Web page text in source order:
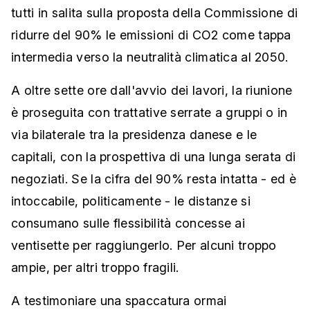
tutti in salita sulla proposta della Commissione di
ridurre del 90% le emissioni di CO2 come tappa
intermedia verso la neutralità climatica al 2050.
A oltre sette ore dall'avvio dei lavori, la riunione
è proseguita con trattative serrate a gruppi o in
via bilaterale tra la presidenza danese e le
capitali, con la prospettiva di una lunga serata di
negoziati. Se la cifra del 90% resta intatta - ed è
intoccabile, politicamente - le distanze si
consumano sulle flessibilità concesse ai
ventisette per raggiungerlo. Per alcuni troppo
ampie, per altri troppo fragili.
A testimoniare una spaccatura ormai